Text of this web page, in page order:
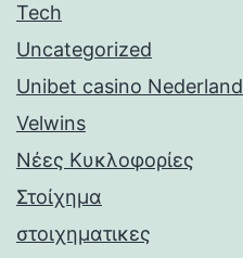
Tech
Uncategorized
Unibet casino Nederland
Velwins
Νέες Κυκλοφορίες
Στοίχημα
στοιχηματικες